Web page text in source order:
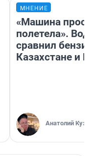
МНЕНИЕ
«Машина
полетела».
сравнил
Казахстане и
Анатолий